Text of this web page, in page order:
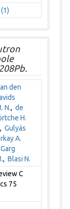
den
N.,de
H.
,Gulyás
A.
Garg
,Blasi N.
C
75